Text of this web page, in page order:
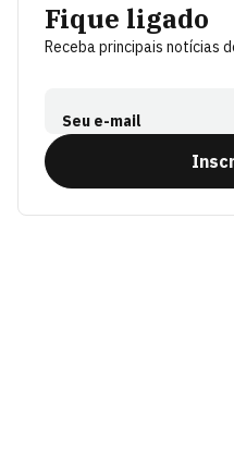
Fique ligado
Receba principais notícias
Seu e-mail